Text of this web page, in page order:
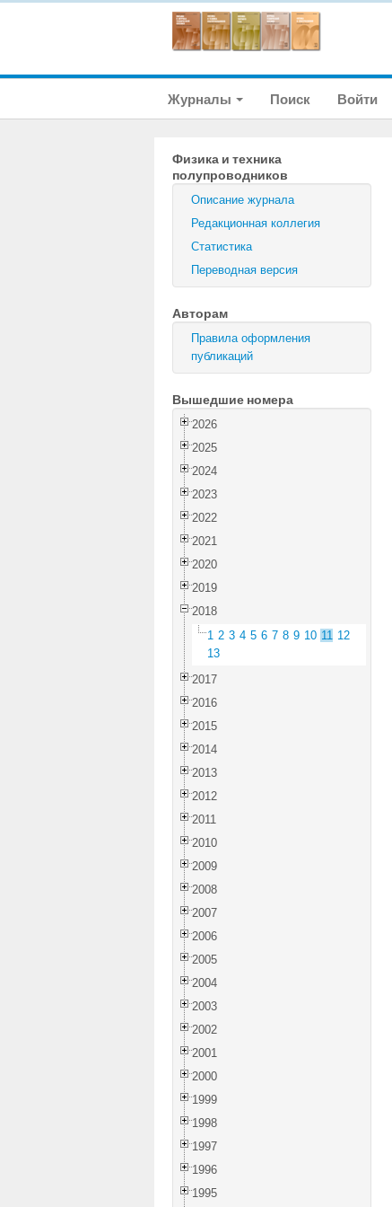
Журналы Поиск Войти
Физика и техника
полупроводников
Описание журнала
Редакционная коллегия
Статистика
Переводная версия
Авторам
Правила оформления
публикаций
Вышедшие номера
2026
2025
2024
2023
2022
2021
2020
2019
2018
1 2 3 4 5 6 7 8 9 10 11 12
13
2017
2016
2015
2014
2013
2012
2011
2010
2009
2008
2007
2006
2005
2004
2003
2002
2001
2000
1999
1998
1997
1996
1995